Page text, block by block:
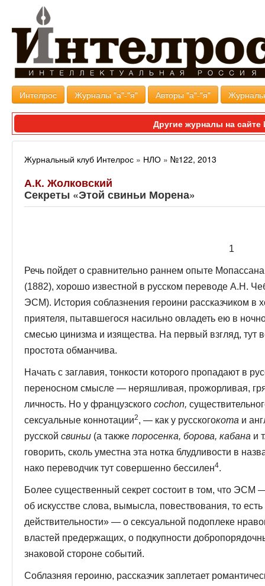
Интелрос Журналы "а"-"я" Авторы "а"-"я"
Другие журналы на
Журнальный клуб Интелрос » НЛО » №122, 2013
А.К. Жолковский
Секреты «Этой свиньи Морена»
1
Речь пойдет о сравнительно раннем опыте
(1882), хорошо известной в русском переводе А.Н.
ЭСМ). История соблазнения героини рассказчиком в
приятеля, пытавшегося насильно овладеть ею в
смесью цинизма и изящества. На первый взгляд, тут
простота обманчива.
Начать с заглавия, тонкости которого пропадают в
переносном смысле — неряшливая, прожорливая,
личность. Но у французского cochon,
сексуальные коннотации2, — как у русскогокота и
русской свиньи (а также по­росенка, борова, кабана и
говорить, сколь уместна эта нотка блудливости в
нако переводчик тут совершенно бессилен4.
Более существенный секрет состоит в том, что ЭСМ
об искусстве слова, вымысла, повествования, то
действительности» — о сексуальной подо­плеке
властей предержащих, о под­купности
знаковой сто­роне событий.
Соблазняя героиню, рассказчик заплетает